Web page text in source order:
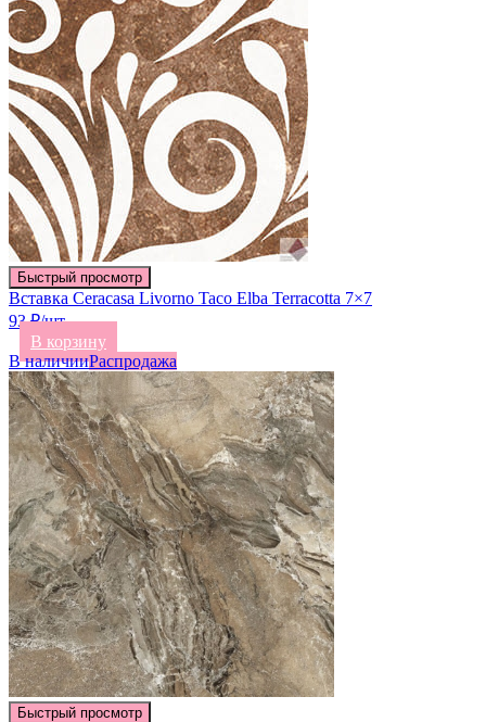
Быстрый просмотр
Вставка Ceracasa Livorno Taco Elba Terracotta 7×7
93 ₽/шт
В корзину
В наличииРаспродажа
Быстрый просмотр